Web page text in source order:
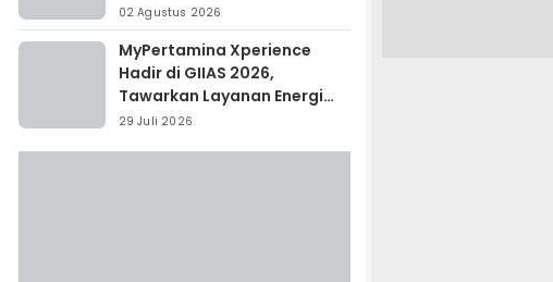
02 Agustus 2026
MyPertamina Xperience
Hadir di GIIAS 2026,
Tawarkan Layanan Energi
Terintegrasi
29 Juli 2026